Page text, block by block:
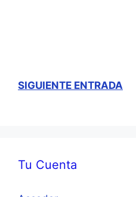
SIGUIENTE ENTRADA
Tu Cuenta